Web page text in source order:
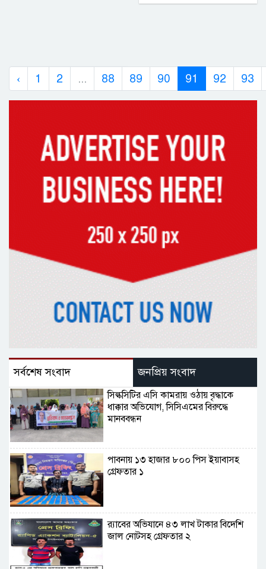
‹ 1 2 ... 88 89 90 91 92 93
সর্বশেষ সংবাদ জনপ্রিয় সংবাদ
সিল্কসিটির এসি কামরায় ওঠায় বৃদ্ধাকে
ধাক্কার অভিযোগ, সিসিএমের বিরুদ্ধে
মানববন্ধন
পাবনায় ১৩ হাজার ৮০০ পিস ইয়াবাসহ
গ্রেফতার ১
র‌্যাবের অভিযানে ৪৩ লাখ টাকার বিদেশি
জাল নোটসহ গ্রেফতার ২